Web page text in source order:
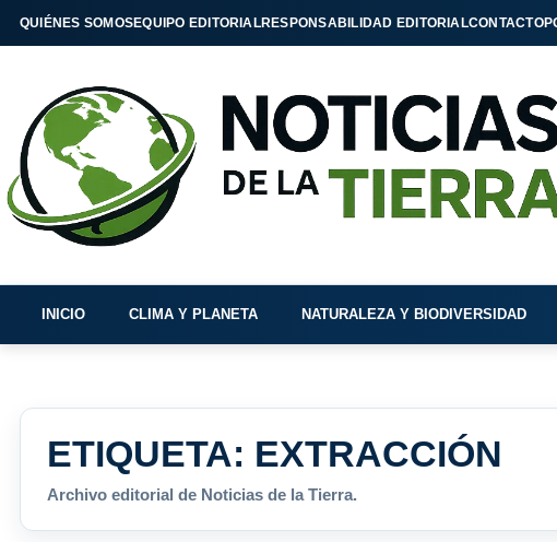
QUIÉNES SOMOSEQUIPO EDITORIALRESPONSABILIDAD EDITORIALCONTACTO
INICIO CLIMA Y PLANETA NATURALEZA Y BIODIVERSIDAD
ETIQUETA: EXTRACCIÓN
Archivo editorial de Noticias de la Tierra.